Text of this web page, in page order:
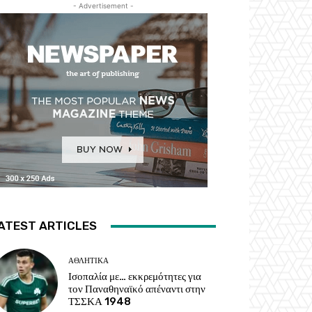
- Advertisement -
ARTICLES
ΑΘΛΗΤΙΚΑ
Ισοπαλία με… εκκρεμότητες για
τον Παναθηναϊκό απέναντι στην
ΤΣΣΚΑ 1948